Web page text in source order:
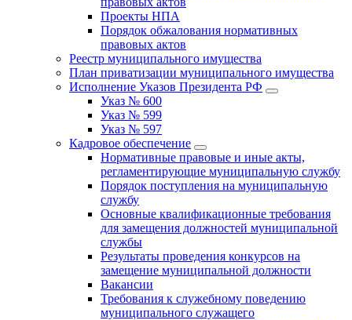
Проекты НПА
Порядок обжалования нормативных
правовых актов
Реестр муниципального имущества
План приватизации муниципального имущества
Исполнение Указов Президента РФ
Указ № 600
Указ № 599
Указ № 597
Кадровое обеспечение
Нормативные правовые и иные акты,
регламентирующие муниципальную службу
Порядок поступления на муниципальную
службу
Основные квалификационные требования
для замещения должностей муниципальной
службы
Результаты проведения конкурсов на
замещение муниципальной должности
Вакансии
Требования к служебному поведению
муниципального служащего